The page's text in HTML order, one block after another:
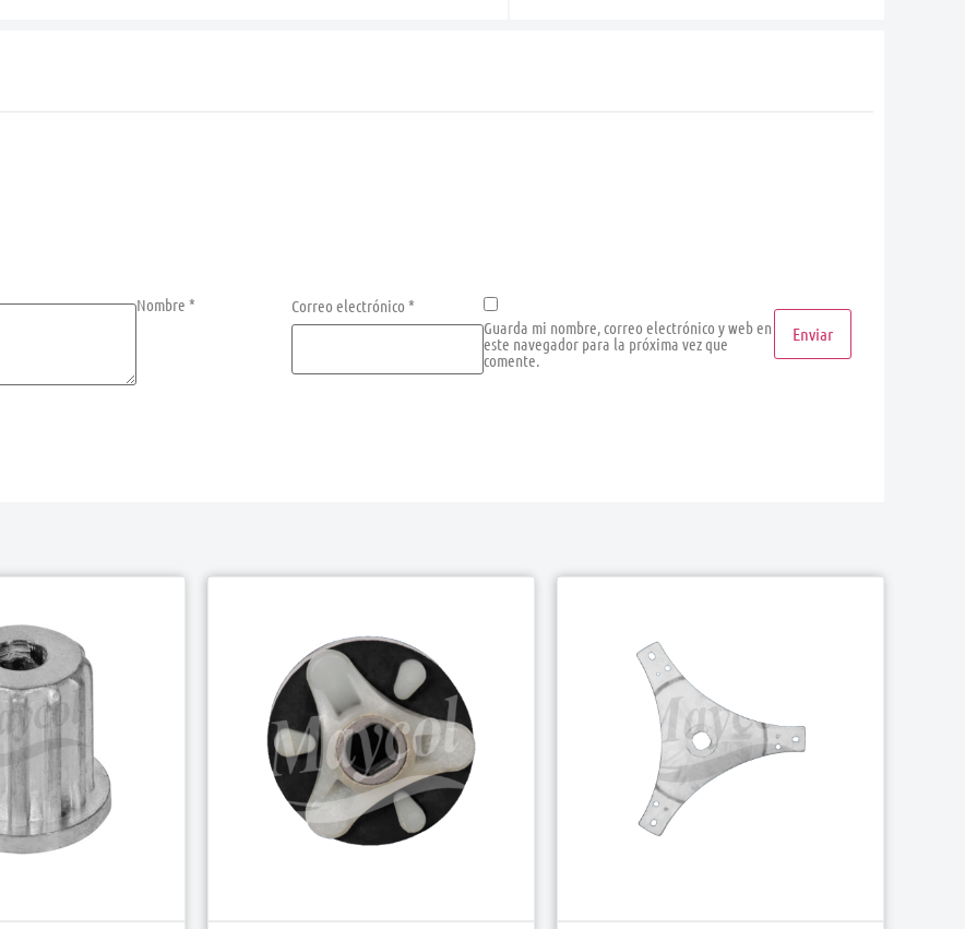
Nombre* Correo electrónico *
Guarda mi nombre, correo electrónico y web en
este navegador para la próxima vez que
comente.